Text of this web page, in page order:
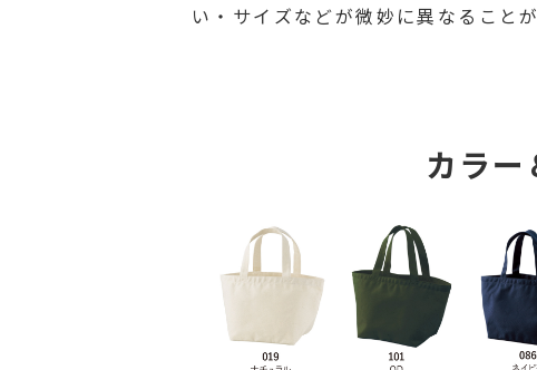
い・サイズなどが微妙に異なることが
カラー